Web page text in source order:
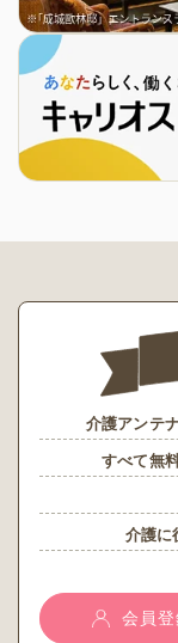
介護アンテ
すべて無
介護に
会員登